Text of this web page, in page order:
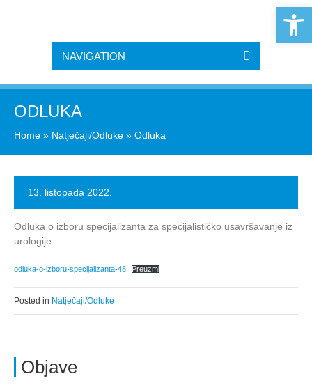
NAVIGATION
ODLUKA
Home » Natječaji/Odluke » Odluka
Objave
13. listopada 2022.
Odluka o izboru specijalizanta za specijalističko usavršavanje iz
urologije
odluka-o-izboru-specijalizanta-48 Preuzmi
Posted in Natječaji/Odluke